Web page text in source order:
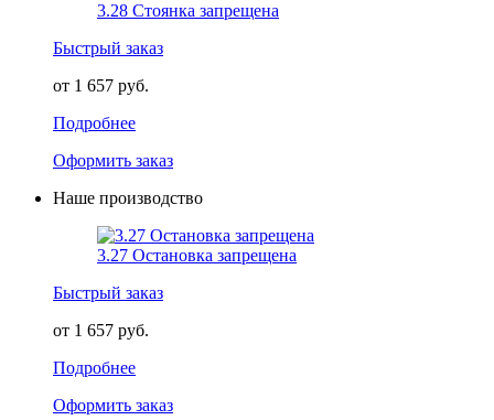
3.28 Стоянка запрещена
Быстрый заказ
от 1 657 руб.
Подробнее
Оформить заказ
Наше производство
3.27 Остановка запрещена
Быстрый заказ
от 1 657 руб.
Подробнее
Оформить заказ